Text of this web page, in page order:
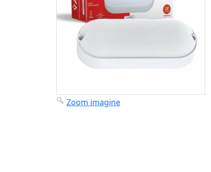
Zoom imagine